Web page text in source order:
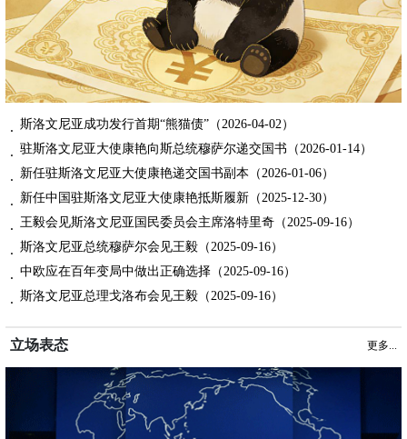
斯洛文尼亚成功发行首期“熊猫债”（2026-04-02）
驻斯洛文尼亚大使康艳向斯总统穆萨尔递交国书（2026-01-14）
新任驻斯洛文尼亚大使康艳递交国书副本（2026-01-06）
新任中国驻斯洛文尼亚大使康艳抵斯履新（2025-12-30）
王毅会见斯洛文尼亚国民委员会主席洛特里奇（2025-09-16）
斯洛文尼亚总统穆萨尔会见王毅（2025-09-16）
中欧应在百年变局中做出正确选择（2025-09-16）
斯洛文尼亚总理戈洛布会见王毅（2025-09-16）
立场表态 更多...